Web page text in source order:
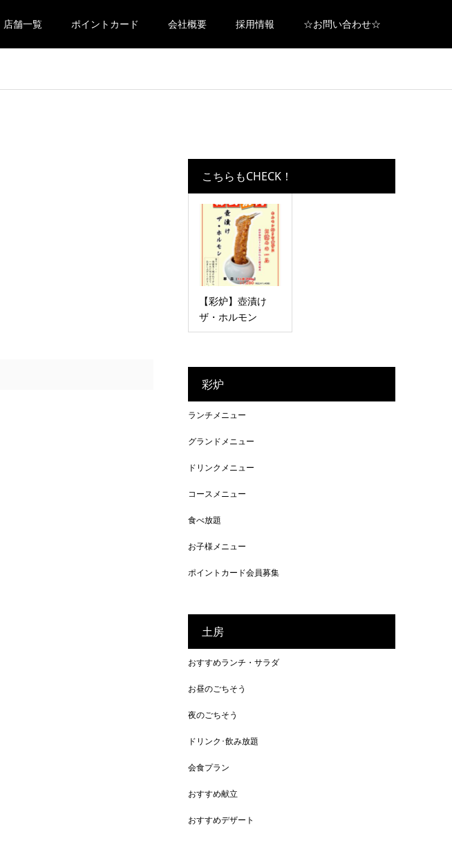
店舗一覧 ポイントカード 会社概要 採用情報 ☆お問い合わせ☆
こちらもCHECK！
【彩炉】壺漬け
ザ・ホルモン
彩炉
ランチメニュー
グランドメニュー
ドリンクメニュー
コースメニュー
食べ放題
お子様メニュー
ポイントカード会員募集
土房
おすすめランチ・サラダ
お昼のごちそう
夜のごちそう
ドリンク･飲み放題
会食プラン
おすすめ献立
おすすめデザート